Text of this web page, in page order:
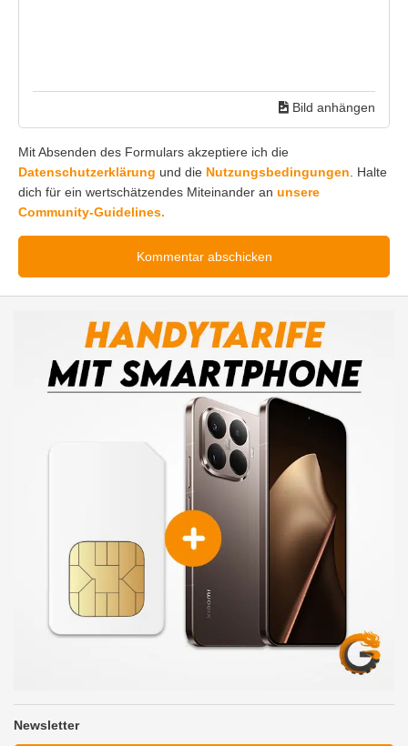
Bild anhängen
Mit Absenden des Formulars akzeptiere ich die
Datenschutzerklärung und die Nutzungsbedingungen . Halte
dich für ein wertschätzendes Miteinander an unsere
Community-Guidelines.
Newsletter